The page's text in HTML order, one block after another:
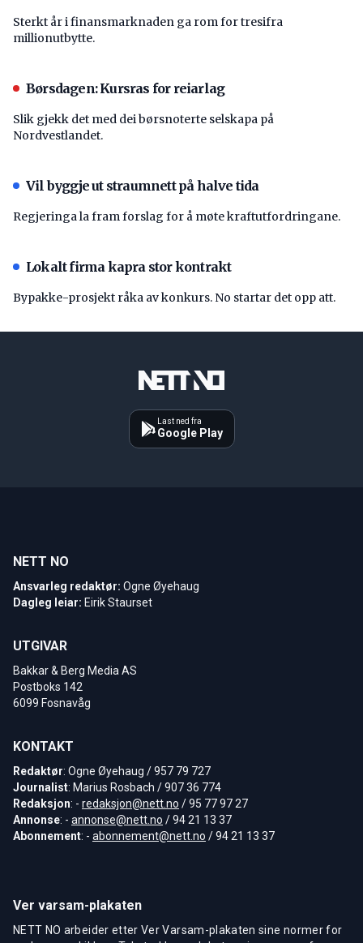
Sterkt år i finansmarknaden ga rom for tresifra
millionutbytte.
Børsdagen: Kursras for reiarlag
Slik gjekk det med dei børsnoterte selskapa på
Nordvestlandet.
Vil byggje ut straumnett på halve tida
Regjeringa la fram forslag for å møte kraftutfordringane.
Lokalt firma kapra stor kontrakt
Bypakke-prosjekt råka av konkurs. No startar det opp att.
Last ned fra
Google Play
NETT NO
Ansvarleg redaktør: Ogne Øyehaug
Dagleg leiar: Eirik Staurset
UTGIVAR
Bakkar & Berg Media AS
Postboks 142
6099 Fosnavåg
KONTAKT
Redaktør: Ogne Øyehaug / 957 79 727
Journalist: Marius Rosbach / 907 36 774
Redaksjon: - redaksjon@nett.no / 95 77 97 27
Annonse: - annonse@nett.no / 94 21 13 37
Abonnement: - abonnement@nett.no / 94 21 13 37
Ver varsam-plakaten
NETT NO arbeider etter Ver Varsam-plakaten sine normer for